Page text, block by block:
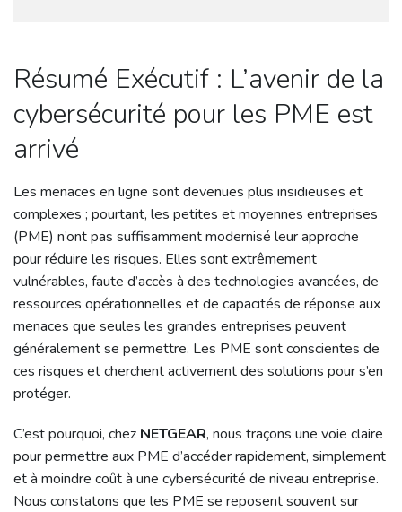
Résumé Exécutif : L’avenir de la
cybersécurité pour les PME est
arrivé
Les menaces en ligne sont devenues plus insidieuses et
complexes ; pourtant, les petites et moyennes entreprises
(PME) n’ont pas suffisamment modernisé leur approche
pour réduire les risques. Elles sont extrêmement
vulnérables, faute d’accès à des technologies avancées, de
ressources opérationnelles et de capacités de réponse aux
menaces que seules les grandes entreprises peuvent
généralement se permettre. Les PME sont conscientes de
ces risques et cherchent activement des solutions pour s’en
protéger.
C’est pourquoi, chez NETGEAR, nous traçons une voie claire
pour permettre aux PME d’accéder rapidement, simplement
et à moindre coût à une cybersécurité de niveau entreprise.
Nous constatons que les PME se reposent souvent sur